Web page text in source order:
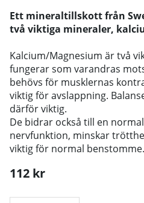
Ett mineraltillskott från
två viktiga mineraler,
Kalcium/Magnesium är två
fungerar som varandras
behövs för musklernas
viktig för avslappning.
därför viktig.
De bidrar också till en
nervfunktion, minskar
viktig för normal benstomme.
112 kr